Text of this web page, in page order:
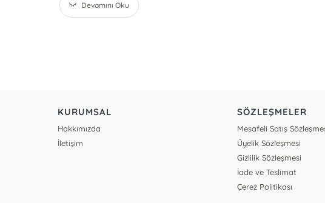
Devamını Oku
KURUMSAL
Hakkımızda
İletişim
SÖZLEŞMELER
Mesafeli Satış
Üyelik Sözleşmesi
Gizlilik Sözleşmesi
İade ve Teslimat
Çerez Politikası